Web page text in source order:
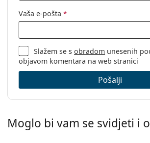
Vaša e-pošta *
Slažem se sobradom unesenih
objavom komentara na web stranici
Pošalji
Moglo bi vam se svidjeti i